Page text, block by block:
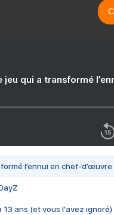
jeu qui a transformé
l’ennui en chef-d’œuvre
13 ans (et vous l'avez ignoré)